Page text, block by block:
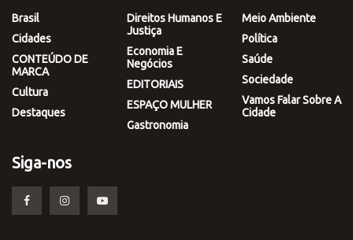
Brasil
Cidades
CONTEÚDO DE
MARCA
Cultura
Destaques
Direitos Humanos E
Justiça
Economia E
Negócios
EDITORIAIS
ESPAÇO MULHER
Gastronomia
Meio Ambiente
Política
Saúde
Sociedade
Vamos Falar Sobre A
Cidade
Siga-nos